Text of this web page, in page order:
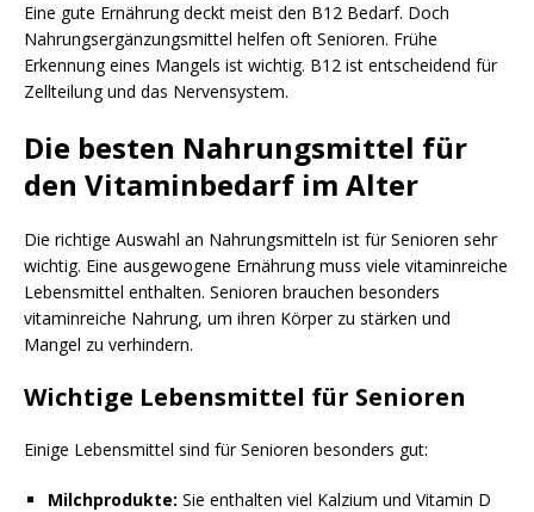
Eine gute Ernährung deckt meist den B12 Bedarf. Doch
Nahrungsergänzungsmittel helfen oft Senioren. Frühe
Erkennung eines Mangels ist wichtig. B12 ist entscheidend für
Zellteilung und das Nervensystem.
Die besten Nahrungsmittel für
den Vitaminbedarf im Alter
Die richtige Auswahl an Nahrungsmitteln ist für Senioren sehr
wichtig. Eine ausgewogene Ernährung muss viele vitaminreiche
Lebensmittel enthalten. Senioren brauchen besonders
vitaminreiche Nahrung, um ihren Körper zu stärken und
Mangel zu verhindern.
Wichtige Lebensmittel für Senioren
Einige Lebensmittel sind für Senioren besonders gut:
Milchprodukte: Sie enthalten viel Kalzium und Vitamin D